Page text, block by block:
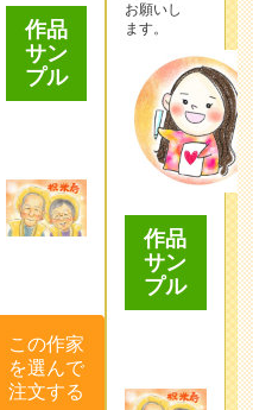
作品
サン
プル
この作家
を選んで
注文する
お願いし
ます。
作品
サン
プル